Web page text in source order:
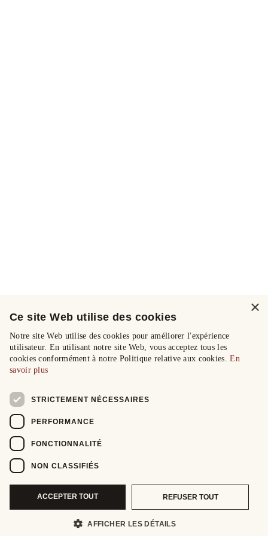
×
Ce site Web utilise des cookies
Notre site Web utilise des cookies pour améliorer l'expérience
utilisateur. En utilisant notre site Web, vous acceptez tous les
cookies conformément à notre Politique relative aux cookies.En
savoir plus
STRICTEMENT NÉCESSAIRES
PERFORMANCE
FONCTIONNALITÉ
NON CLASSIFIÉS
ACCEPTER TOUT REFUSER TOUT
AFFICHER LES DÉTAILS